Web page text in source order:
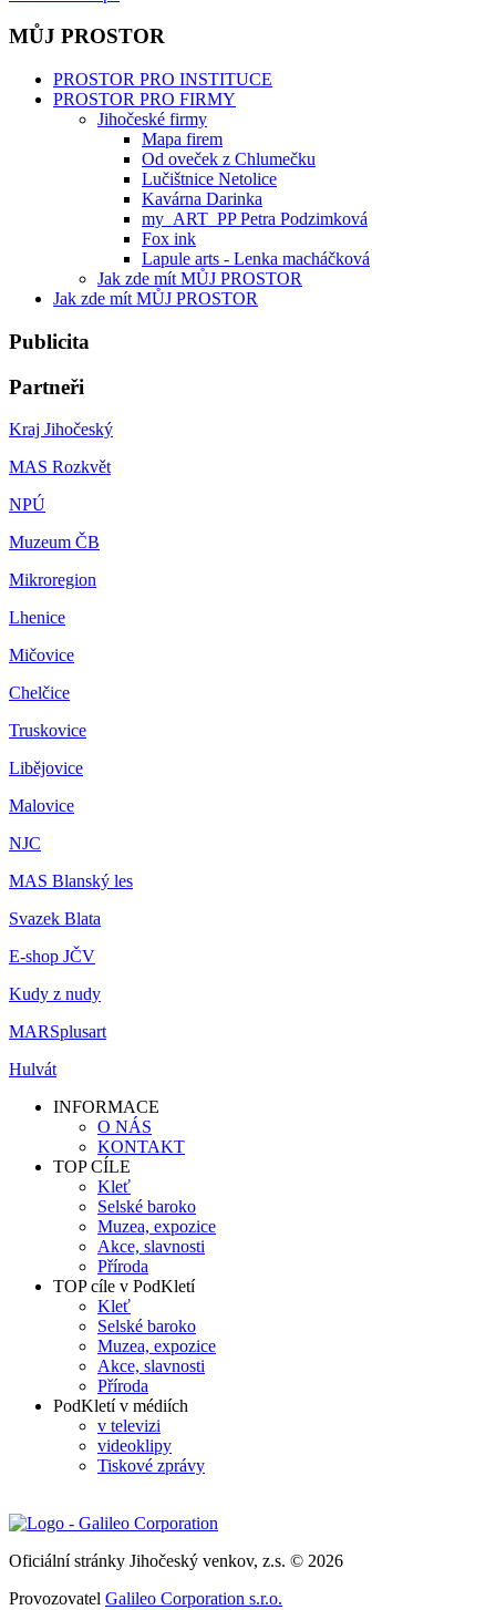
MŮJ PROSTOR
PROSTOR PRO INSTITUCE
PROSTOR PRO FIRMY
Jihočeské firmy
Mapa firem
Od oveček z Chlumečku
Lučištnice Netolice
Kavárna Darinka
my_ART_PP Petra Podzimková
Fox ink
Lapule arts - Lenka macháčková
Jak zde mít MŮJ PROSTOR
Jak zde mít MŮJ PROSTOR
Publicita
Partneři
Kraj Jihočeský
MAS Rozkvět
NPÚ
Muzeum ČB
Mikroregion
Lhenice
Mičovice
Chelčice
Truskovice
Libějovice
Malovice
NJC
MAS Blanský les
Svazek Blata
E-shop JČV
Kudy z nudy
MARSplusart
Hulvát
INFORMACE
O NÁS
KONTAKT
TOP CÍLE
Kleť
Selské baroko
Muzea, expozice
Akce, slavnosti
Příroda
TOP cíle v PodKletí
Kleť
Selské baroko
Muzea, expozice
Akce, slavnosti
Příroda
PodKletí v médiích
v televizi
videoklipy
Tiskové zprávy
Oficiální stránky Jihočeský venkov, z.s. © 2026
Provozovatel Galileo Corporation s.r.o.